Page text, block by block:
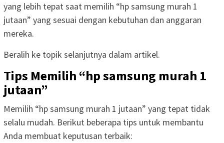
yang lebih tepat saat memilih “hp samsung murah 1
jutaan” yang sesuai dengan kebutuhan dan anggaran
mereka.
Beralih ke topik selanjutnya dalam artikel.
Tips Memilih “hp samsung murah 1
jutaan”
Memilih “hp samsung murah 1 jutaan” yang tepat tidak
selalu mudah. Berikut beberapa tips untuk membantu
Anda membuat keputusan terbaik: